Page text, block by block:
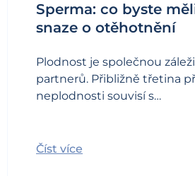
Sperma: co byste
snaze o otěhotnění
Plodnost je společnou
partnerů. Přibližně třetina
neplodnosti souvisí s…
Číst více